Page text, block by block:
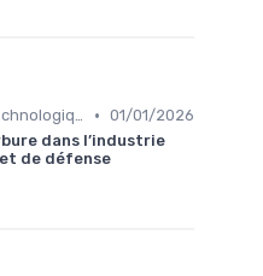
Innovations Technologiques • 01/01/2026
dans l’industrie
de défense